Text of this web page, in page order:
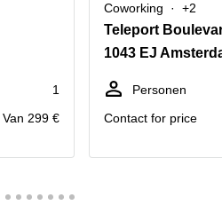
1
Van 299 €
Coworking +2
Teleport
Personen
Contact for price